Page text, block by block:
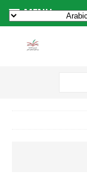
MENU